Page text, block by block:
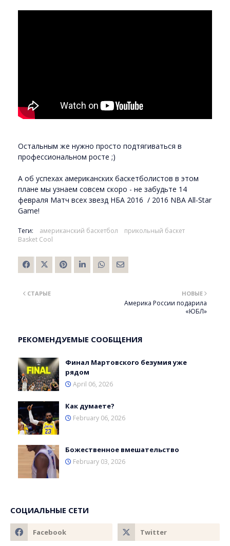
Остальным же нужно просто подтягиваться в
профессиональном росте ;)
А об успехах американских баскетболистов в этом
плане мы узнаем совсем скоро - не забудьте 14
февраля Матч всех звезд НБА 2016 / 2016 NBA All-Star
Game!
Теги: американский баскетбол
прикольный баскет
Basket Cool
НОВЫЕ
Америка России подарила
«ЮБЛ»
СТАРЫЕ
РЕКОМЕНДУЕМЫЕ СООБЩЕНИЯ
Финал Мартовского безумия уже
рядом
April 06, 2026
Как думаете?
February 06, 2026
Божественное вмешательство
February 03, 2026
СОЦИАЛЬНЫЕ СЕТИ